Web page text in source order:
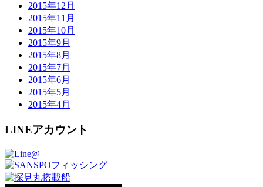
2015年12月
2015年11月
2015年10月
2015年9月
2015年8月
2015年7月
2015年6月
2015年5月
2015年4月
LINEアカウント